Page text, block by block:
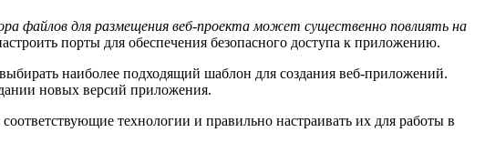
файлов для размещения веб-проекта может существенно повлиять на
порты для обеспечения безопасного доступа к приложению.
наиболее подходящий шаблон для создания веб-приложений.
новых версий приложения.
технологии и правильно настраивать их для работы в